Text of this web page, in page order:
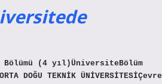
(4 yıl)ÜniversiteBölüm
DOĞU TEKNİK ÜNİVERSİTESİÇevre